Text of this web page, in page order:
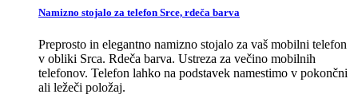
Namizno stojalo za telefon Srce, rdeča barva
Preprosto in elegantno namizno stojalo za vaš mobilni telefon
v obliki Srca. Rdeča barva. Ustreza za večino mobilnih
telefonov. Telefon lahko na podstavek namestimo v pokončni
ali ležeči položaj.